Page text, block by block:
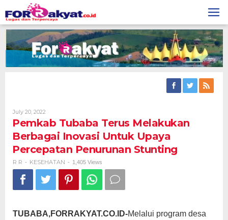
to
content
July 20, 2022
R
Pemkab Tubaba Terus Melakukan
Berbagai Inovasi Untuk Upaya
Percepatan Penurunan Stunting
R R - KESEHATAN - 1,405 Views
TUBABA,FORRAKYAT.CO.ID-Melalui program desa